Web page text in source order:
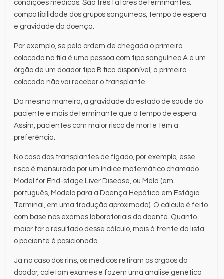
condições médicas. São três fatores determinantes:
compatibilidade dos grupos sanguíneos, tempo de espera
e gravidade da doença.
Por exemplo, se pela ordem de chegada o primeiro
colocado na fila é uma pessoa com tipo sanguíneo A e um
órgão de um doador tipo B fica disponível, a primeira
colocada não vai receber o transplante.
Da mesma maneira, a gravidade do estado de saúde do
paciente é mais determinante que o tempo de espera.
Assim, pacientes com maior risco de morte têm a
preferência.
No caso dos transplantes de fígado, por exemplo, esse
risco é mensurado por um índice matemático chamado
Model for End-stage Liver Disease, ou Meld (em
português, Modelo para a Doença Hepática em Estágio
Terminal, em uma tradução aproximada). O cálculo é feito
com base nos exames laboratoriais do doente. Quanto
maior for o resultado desse cálculo, mais à frente da lista
o paciente é posicionado.
Já no caso dos rins, os médicos retiram os órgãos do
doador, coletam exames e fazem uma análise genética